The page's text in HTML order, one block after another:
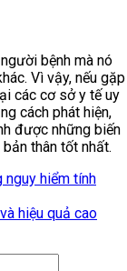
bệnh mà nó
Vì vậy, nếu gặp
các cơ sở y tế uy
cách phát hiện,
được những biến
thân tốt nhất.
nguy hiểm tính
hiệu quả cao